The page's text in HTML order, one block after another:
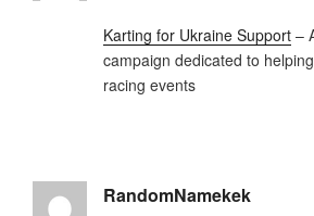
Karting for Ukraine Support –
campaign dedicated to
racing events
RandomNamekek